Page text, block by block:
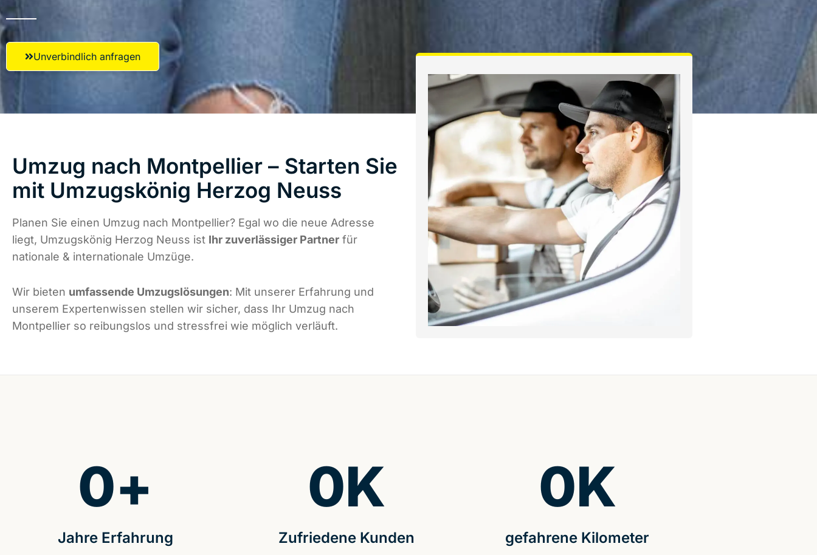
Unverbindlich anfragen
Umzug nach Montpellier – Starten Sie
mit Umzugskönig Herzog Neuss
Planen Sie einen Umzug nach Montpellier? Egal wo die neue Adresse
liegt, Umzugskönig Herzog Neuss ist Ihr zuverlässiger Partner für
nationale & internationale Umzüge.
Wir bieten umfassende Umzugslösungen: Mit unserer Erfahrung und
unserem Expertenwissen stellen wir sicher, dass Ihr Umzug nach
Montpellier so reibungslos und stressfrei wie möglich verläuft.
Jahre Erfahrung
0+
Zufriedene Kunden
0K
gefahrene Kilometer
0K